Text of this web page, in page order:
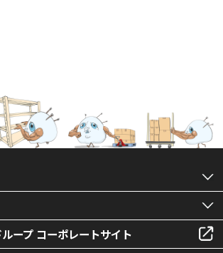
ープ コーポレートサイト